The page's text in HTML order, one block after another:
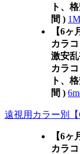
ト、
間 )
【6
カラ
激安
カラ
ト、
間 )
遠視用カラー別【
【6
カラ